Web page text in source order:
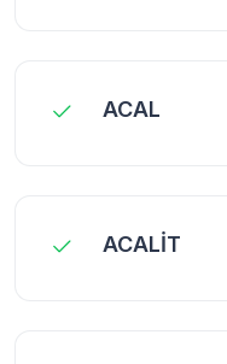
ACAL
ACALİT